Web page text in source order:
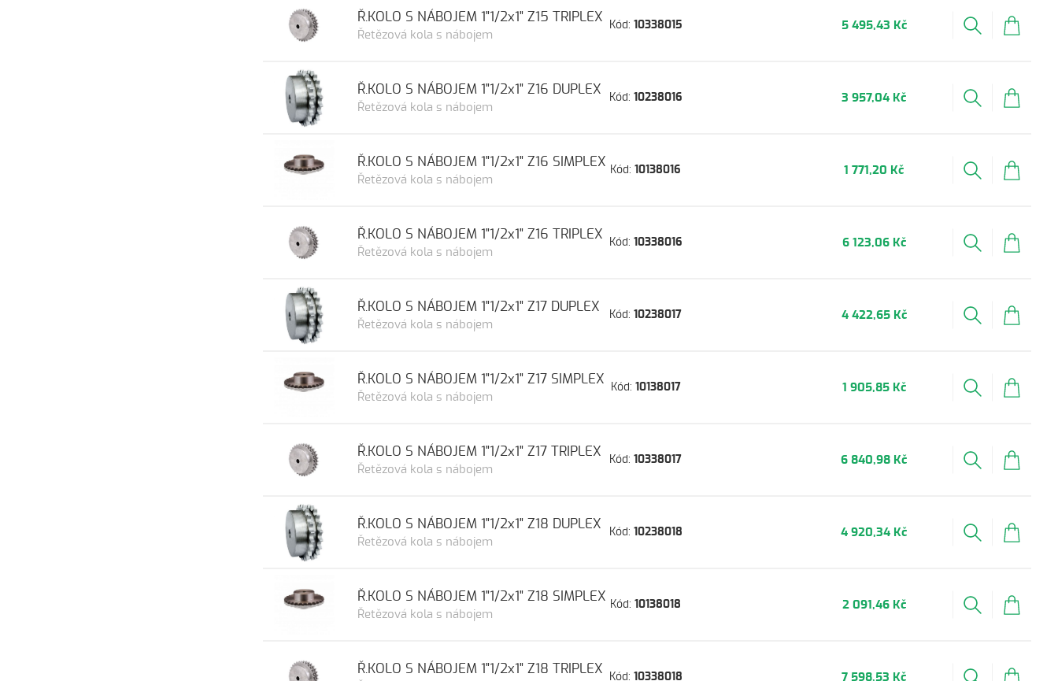
Kód: 10338015
Řetězová kola s nábojem
Ř.KOLO S NÁBOJEM 1"1/2x1" Z15 TRIPLEX
5 495,43 Kč
Kód: 10238016
Řetězová kola s nábojem
Ř.KOLO S NÁBOJEM 1"1/2x1" Z16 DUPLEX
3 957,04 Kč
Kód:10138016
Řetězová kola s nábojem
Ř.KOLO S NÁBOJEM 1"1/2x1" Z16 SIMPLEX
1 771,20 Kč
Kód: 10338016
Řetězová kola s nábojem
Ř.KOLO S NÁBOJEM 1"1/2x1" Z16 TRIPLEX
6 123,06 Kč
Kód:10238017
Řetězová kola s nábojem
Ř.KOLO S NÁBOJEM 1"1/2x1" Z17 DUPLEX
4 422,65 Kč
Kód: 10138017
Řetězová kola s nábojem
Ř.KOLO S NÁBOJEM 1"1/2x1" Z17 SIMPLEX
1 905,85 Kč
Kód:10338017
Řetězová kola s nábojem
Ř.KOLO S NÁBOJEM 1"1/2x1" Z17 TRIPLEX
6 840,98 Kč
Kód: 10238018
Řetězová kola s nábojem
Ř.KOLO S NÁBOJEM 1"1/2x1" Z18 DUPLEX
4 920,34 Kč
Kód:10138018
Řetězová kola s nábojem
Ř.KOLO S NÁBOJEM 1"1/2x1" Z18 SIMPLEX
2 091,46 Kč
Kód: 10338018
Ř.KOLO S NÁBOJEM 1"1/2x1" Z18 TRIPLEX
7 598,53 Kč